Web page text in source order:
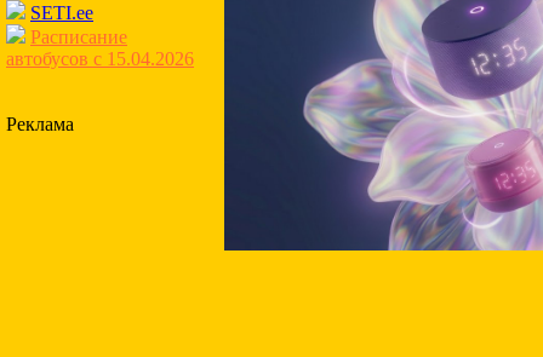
SETI.ee
Расписание
автобусов с 15.04.2026
Реклама